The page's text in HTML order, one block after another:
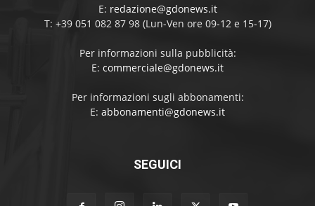
E: redazione@gdonews.it
T: +39 051 082 87 98 (Lun-Ven ore 09-12 e 15-17)
Per informazioni sulla pubblicità:
E: commerciale@gdonews.it
Per informazioni sugli abbonamenti:
E: abbonamenti@gdonews.it
SEGUICI